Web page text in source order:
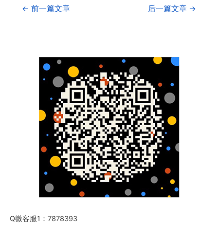
← 前一篇文章 后一篇文章 →
Q微客服1：7878393